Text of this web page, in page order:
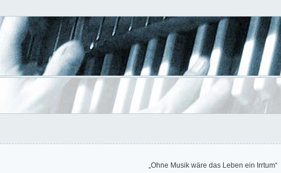
„Ohne Musik wäre das Leben ein Irrtum“